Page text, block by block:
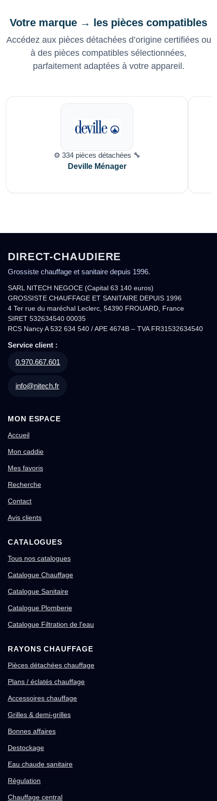
Votre marque → les pièces compatibles
Accédez aux pièces détachées d’origine certifiées ou
à des pièces compatibles sélectionnées,
parfaitement adaptées à votre appareil.
⚙️ 334 pièces détachées 🔧
Deville Ménager
DIRECT-CHAUDIERE
Grossiste chauffage et sanitaire depuis 1996.
SARL NITECH NEGOCE (Capital 63 140 euros)
GROSSISTE CHAUFFAGE ET SANITAIRE DEPUIS 1996
4 Ter rue du maréchal Leclerc, 54390 FROUARD, France
SIRET 532634540 00035
RCS Nancy A 532 634 540 / APE 4674B – TVA FR31532634540
Service client :
0.970.667.601
info@nitech.fr
MON ESPACE
Accueil
Mon caddie
Mes favoris
Recherche
Contact
Avis clients
CATALOGUES
Tous nos catalogues
Catalogue Chauffage
Catalogue Sanitaire
Catalogue Plomberie
Catalogue Filtration de l'eau
RAYONS CHAUFFAGE
Pièces détachées chauffage
Plans / éclatés chauffage
Accessoires chauffage
Grilles & demi-grilles
Bonnes affaires
Destockage
Eau chaude sanitaire
Régulation
Chauffage central